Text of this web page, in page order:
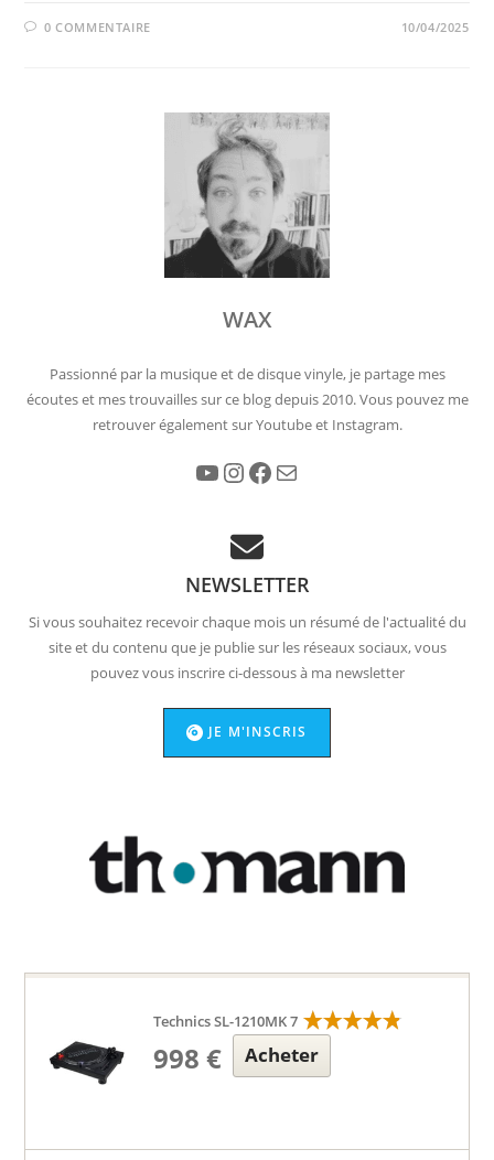
0 COMMENTAIRE 10/04/2025
WAX
Passionné par la musique et de disque vinyle, je partage mes
écoutes et mes trouvailles sur ce blog depuis 2010. Vous pouvez me
retrouver également sur Youtube et Instagram.
YouTube Instagram Facebook
NEWSLETTER
Si vous souhaitez recevoir chaque mois un résumé de l'actualité du
site et du contenu que je publie sur les réseaux sociaux, vous
pouvez vous inscrire ci-dessous à ma newsletter
JE M'INSCRIS
Technics SL-1210MK 7
998 € Acheter